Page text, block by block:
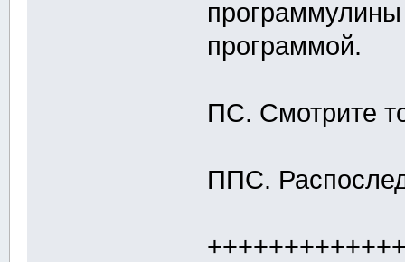
программой.
ПС. Смотрите
ППС.